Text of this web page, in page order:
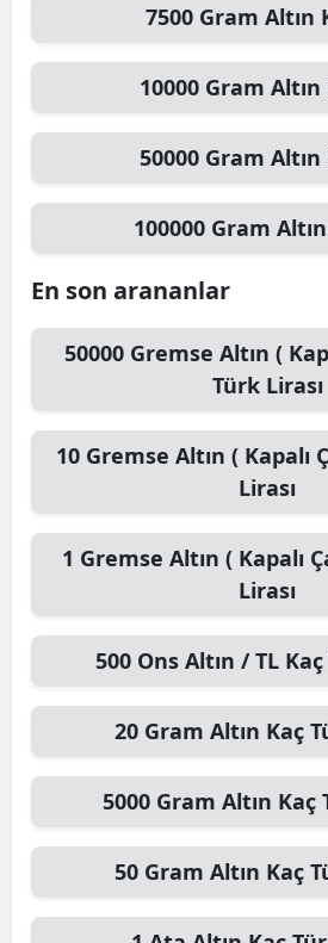
7500 Gram Altın
10000 Gram Altın
50000 Gram Altın
100000 Gram Altın
En son arananlar
50000 Gremse Altın (
Türk Lirası
10 Gremse Altın ( Kapalı
Lirası
1 Gremse Altın ( Kapalı
Lirası
500 Ons Altın / TLKaç
20 Gram Altın Kaç
5000 Gram Altın Kaç
50 Gram Altın Kaç